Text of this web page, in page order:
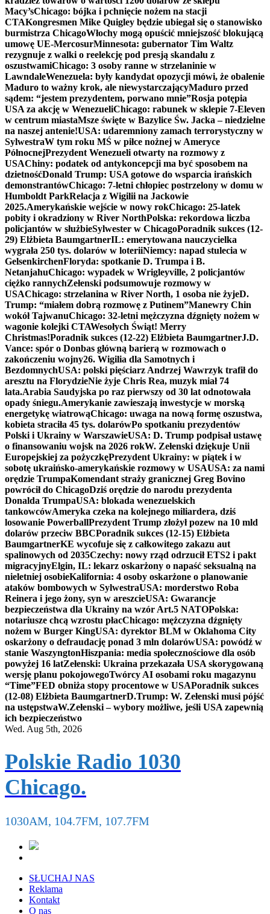
Macy’sChicago: bójka i pchnięcie nożem na stacji
CTAKongresmen Mike Quigley będzie ubiegał się o stanowisko
burmistrza ChicagoWłochy mogą opuścić mniejszość blokującą
umowę UE-MercosurMinnesota: gubernator Tim Waltz
rezygnuje z walki o reelekcję pod presją skandalu z
oszustwamiChicago: 3 osoby ranne w strzelaninie w
LawndaleWenezuela: były kandydat opozycji mówi, że obalenie
Maduro to ważny krok, ale niewystarczającyMaduro przed
sądem: “jestem prezydentem, porwano mnie”Rosja potępia
USA za akcję w WenezueliChicago: rabunek w sklepie 7-Eleven
w centrum miastaMsze święte w Bazylice Św. Jacka – niedzielne
na naszej antenie!USA: udaremniony zamach terrorystyczny w
SylwestraW tym roku MŚ w piłce nożnej w Ameryce
PółnocnejPrezydent Wenezueli otwarty na rozmowy z
USAChiny: podatek od antykoncepcji ma być sposobem na
dzietnośćDonald Trump: USA gotowe do wsparcia irańskich
demonstrantówChicago: 7-letni chłopiec postrzelony w domu w
Humboldt ParkRelacja z Wigilii na Jackowie
2025.Amerykańskie wejście w nowy rokChicago: 25-latek
pobity i okradziony w River NorthPolska: rekordowa liczba
policjantów w służbieSylwester w ChicagoPoradnik sukces (12-
29) Elżbieta BaumgartnerIL: emerytowana nauczycielka
wygrała 250 tys. dolarów w loteriiNiemcy: napad stulecia w
GelsenkirchenFloryda: spotkanie D. Trumpa i B.
NetanjahuChicago: wypadek w Wrigleyville, 2 policjantów
ciężko rannychZełenski podsumowuje rozmowy w
USAChicago: strzelanina w River North, 1 osoba nie żyjeD.
Trump: “miałem dobrą rozmowę z Putinem”Manewry Chin
wokół TajwanuChicago: 32-letni mężczyzna dźgnięty nożem w
wagonie kolejki CTAWesołych Świąt! Merry
Christmas!Poradnik sukces (12-22) Elżbieta BaumgartnerJ.D.
Vance: spór o Donbas główną barierą w rozmowach o
zakończeniu wojny26. Wigilia dla Samotnych i
BezdomnychUSA: polski pięściarz Andrzej Wawrzyk trafił do
aresztu na FlorydzieNie żyje Chris Rea, muzyk miał 74
lata.Arabia Saudyjska po raz pierwszy od 30 lat odnotowała
opady śniegu.Amerykanie zawieszają inwestycje w morską
energetykę wiatrowąChicago: uwaga na nową formę oszustwa,
kobieta straciła 45 tys. dolarówPo spotkaniu prezydentów
Polski i Ukrainy w WarszawieUSA: D. Trump podpisał ustawę
o finansowaniu wojsk na 2026 rokW. Zełenski dziękuje Unii
Europejskiej za pożyczkęPrezydent Ukrainy: w piątek i w
sobotę ukraińsko-amerykańskie rozmowy w USAUSA: za nami
orędzie TrumpaKomendant straży granicznej Greg Bovino
powrócił do ChicagoDziś orędzie do narodu prezydenta
Donalda TrumpaUSA: blokada wenezuelskich
tankowcówAmeryka czeka na kolejnego miliardera, dziś
losowanie PowerballPrezydent Trump złożył pozew na 10 mld
dolarów przeciw BBCPoradnik sukces (12-15) Elżbieta
BaumgartnerKE wycofuje się z całkowitego zakazu aut
spalinowych od 2035Czechy: nowy rząd odrzucił ETS2 i pakt
migracyjnyElgin, IL: lekarz oskarżony o napaść seksualną na
nieletniej osobieKalifornia: 4 osoby oskarżone o planowanie
ataków bombowych w SylwestraUSA: morderstwo Roba
Reinera i jego żony, syn w areszcieUSA: Gwarancje
bezpieczeństwa dla Ukrainy na wzór Art.5 NATOPolska:
notariusze chcą wzrostu płacChicago: mężczyzna dźgnięty
nożem w Burger KingUSA: dyrektor BLM w Oklahoma City
oskarżony o defraudację ponad 3 mln dolarówUSA: powódź w
stanie WaszyngtonHiszpania: media społecznościowe dla osób
powyżej 16 latZełenski: Ukraina przekazała USA skorygowaną
wersję planu pokojowegoTwórcy AI osobami roku magazynu
“Time”FED obniża stopy procentowe w USAPoradnik sukces
(12-08) Elżbieta BaumgartnerD.Trump: W. Zełenski musi pójść
na ustępstwaW.Zełenski – wybory możliwe, jeśli USA zapewnią
ich bezpieczeństwo
Wed. Aug 5th, 2026
Polskie Radio 1030
Chicago.
1030AM, 104.7FM, 107.7FM
SŁUCHAJ NAS
Reklama
Kontakt
O nas